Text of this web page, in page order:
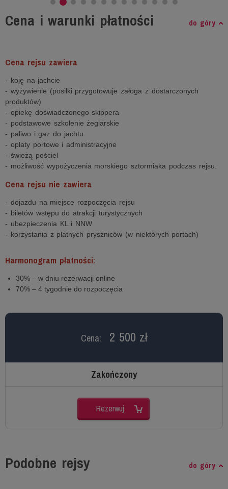
Cena i warunki płatności do góry
Cena rejsu zawiera
- koję na jachcie
- wyżywienie (posiłki przygotowuje załoga z dostarczonych
produktów)
- opiekę doświadczonego skippera
- podstawowe szkolenie żeglarskie
- paliwo i gaz do jachtu
- opłaty portowe i administracyjne
- świeżą pościel
- możliwość wypożyczenia morskiego sztormiaka podczas rejsu.
Cena rejsu nie zawiera
- dojazdu na miejsce rozpoczęcia rejsu
- biletów wstępu do atrakcji turystycznych
- ubezpieczenia KL i NNW
- korzystania z płatnych pryszniców (w niektórych portach)
Harmonogram płatności:
30% – w dniu rezerwacji online
70% – 4 tygodnie do rozpoczęcia
Cena: 2 500 zł
Zakończony
Rezerwuj
Podobne rejsy do góry